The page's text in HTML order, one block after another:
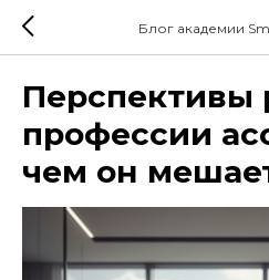
Блог академии
Перспективы
профессии
чем он